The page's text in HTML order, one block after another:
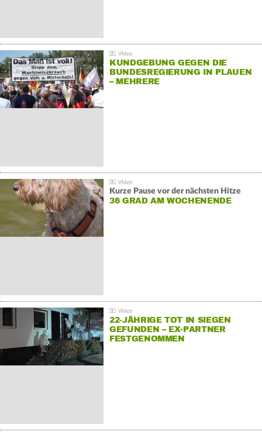
KUNDGEBUNG GEGEN DIE
BUNDESREGIERUNG IN PLAUEN
– MEHRERE
Kurze Pause vor der nächsten Hitze
36 GRAD AM WOCHENENDE
22-JÄHRIGE TOT IN SIEGEN
GEFUNDEN – EX-PARTNER
FESTGENOMMEN